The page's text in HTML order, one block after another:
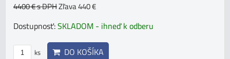
4400 €s DPHZľava 440 €
Dostupnosť:SKLADOM - ihneď k odberu
ks DO KOŠÍKA